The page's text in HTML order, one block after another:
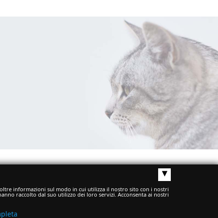
▴
informazioni sul modo in cui utilizza il nostro sito con i nostri
raccolto dal suo utilizzo dei loro servizi. Acconsenta ai nostri